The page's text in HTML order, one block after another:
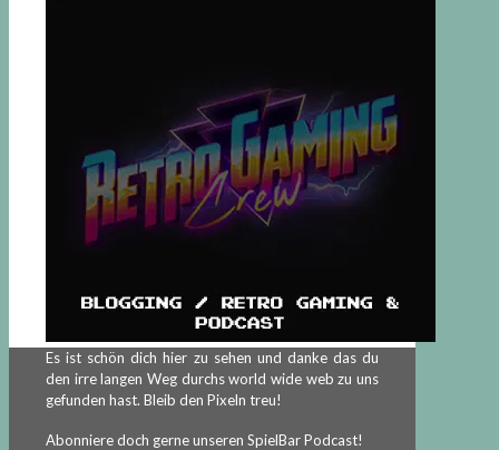
Es ist schön dich hier zu sehen und danke das du
den irre langen Weg durchs world wide web zu uns
gefunden hast. Bleib den Pixeln treu!
Abonniere doch gerne unseren SpielBar Podcast!